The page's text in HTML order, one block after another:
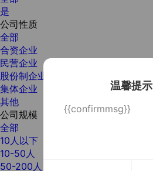
温馨提示
{{confirmmsg}}
是
公司性质
全部
合资企业
民营企业
股份制企业
集体企业
其他
公司规模
全部
10人以下
10-50人
50-200人